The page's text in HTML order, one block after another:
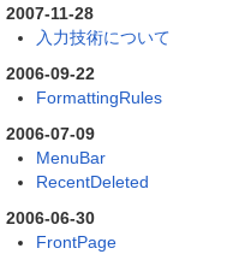
2007-11-28
入力技術について
2006-09-22
FormattingRules
2006-07-09
MenuBar
RecentDeleted
2006-06-30
FrontPage